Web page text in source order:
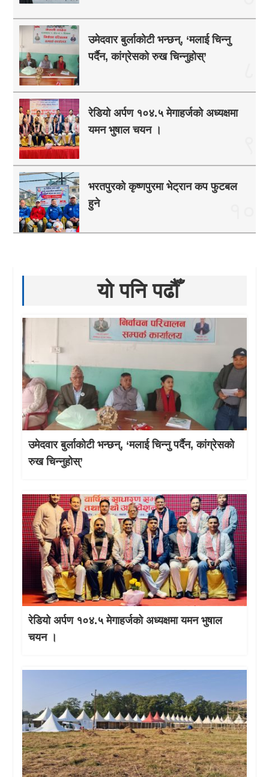
उमेदवार बुर्लाकोटी भन्छन्, ‘मलाई चिन्नु
पर्दैन, कांग्रेसको रुख चिन्नुहोस्’
रेडियो अर्पण १०४.५ मेगाहर्जको अध्यक्षमा
यमन भुषाल चयन ।
भरतपुरको कृष्णपुरमा भेट्रान कप फुटबल
हुने
यो पनि पढौँ
उमेदवार बुर्लाकोटी भन्छन्, ‘मलाई चिन्नु पर्दैन, कांग्रेसको
रुख चिन्नुहोस्’
रेडियो अर्पण १०४.५ मेगाहर्जको अध्यक्षमा यमन भुषाल
चयन ।